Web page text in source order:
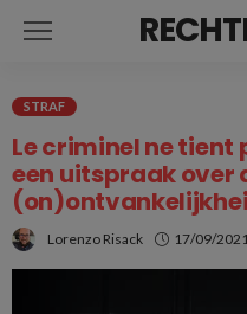
STRAF
Le criminel ne tient
een uitspraak over
Lorenzo Risack 17/09/